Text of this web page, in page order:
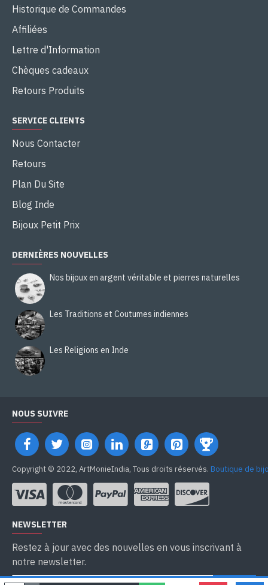
Historique de Commandes
Affiliées
Lettre d'Information
Chèques cadeaux
Retours Produits
SERVICE CLIENTS
Nous Contacter
Retours
Plan Du Site
Blog Inde
Bijoux Petit Prix
DERNIÈRES NOUVELLES
Nos bijoux en argent véritable et pierres naturelles
Les Traditions et Coutumes indiennes
Les Religions en Inde
NOUS SUIVRE
Copyright © 2022, ArtMonieIndia, Tous droits réservés. Boutique de
NEWSLETTER
Restez à jour avec des nouvelles en vous inscrivant à
notre newsletter.